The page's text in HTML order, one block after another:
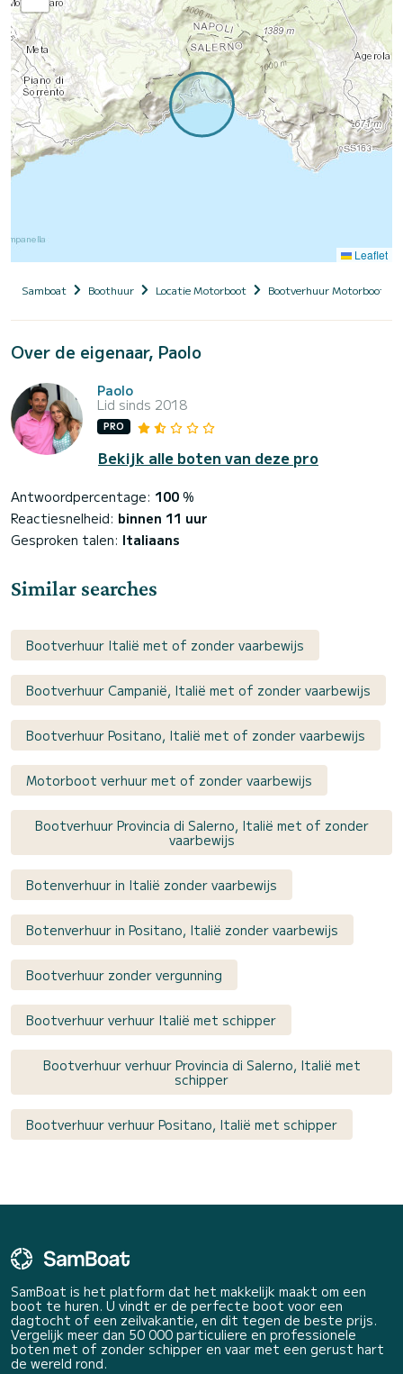
Leaflet
Samboat Boothuur Locatie Motorboot Bootverhuur Motorboot
Over de eigenaar, Paolo
Paolo
Lid sinds 2018
PRO
Bekijk alle boten van deze pro
Antwoordpercentage: 100 %
Reactiesnelheid: binnen 11 uur
Gesproken talen: Italiaans
Similar searches
Bootverhuur Italië met of zonder vaarbewijs
Bootverhuur Campanië, Italië met of zonder vaarbewijs
Bootverhuur Positano, Italië met of zonder vaarbewijs
Motorboot verhuur met of zonder vaarbewijs
Bootverhuur Provincia di Salerno, Italië met of zonder
vaarbewijs
Botenverhuur in Italië zonder vaarbewijs
Botenverhuur in Positano, Italië zonder vaarbewijs
Bootverhuur zonder vergunning
Bootverhuur verhuur Italië met schipper
Bootverhuur verhuur Provincia di Salerno, Italië met
schipper
Bootverhuur verhuur Positano, Italië met schipper
SamBoat is het platform dat het makkelijk maakt om een
boot te huren. U vindt er de perfecte boot voor een
dagtocht of een zeilvakantie, en dit tegen de beste prijs.
Vergelijk meer dan 50 000 particuliere en professionele
boten met of zonder schipper en vaar met een gerust hart
de wereld rond.